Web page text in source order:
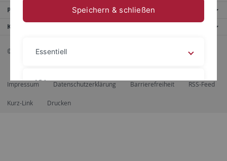
Portale
Kontaktinfo
© 2026 Eberhard Karls Universität Tübingen, Tübingen
Impressum Datenschutzerklärung Barrierefreiheit RSS-Feed
Kurz-Link Drucken
Speichern & schließen
Essentiell
Videos